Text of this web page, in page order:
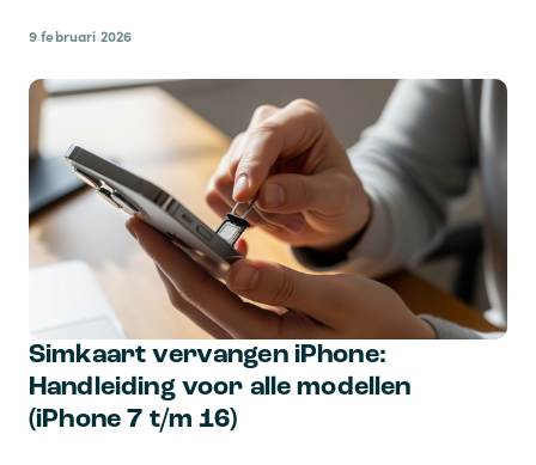
9 februari 2026
Simkaart vervangen iPhone:
Handleiding voor alle modellen
(iPhone 7 t/m 16)